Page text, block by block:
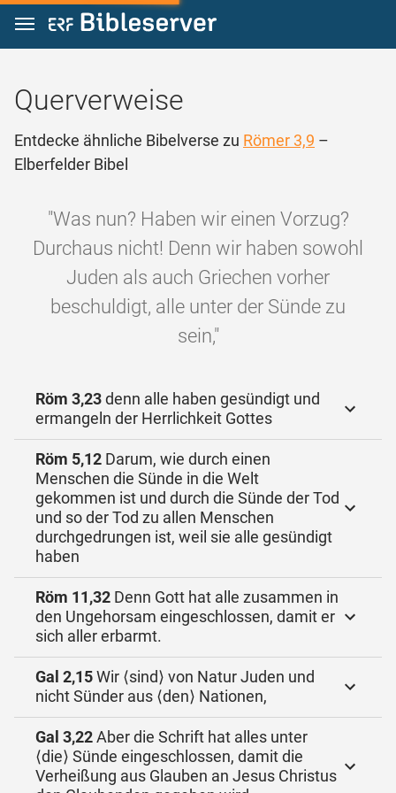
Zum Inhalt springen
Querverweise
Entdecke ähnliche Bibelverse zu Römer 3,9 –
Elberfelder Bibel
"Was nun? Haben wir einen Vorzug?
Durchaus nicht! Denn wir haben sowohl
Juden als auch Griechen vorher
beschuldigt, alle unter der Sünde zu
sein,"
Röm 3,23denn alle haben gesündigt und
ermangeln der Herrlichkeit Gottes
Röm 5,12 Darum, wie durch einen
Menschen die Sünde in die Welt
gekommen ist und durch die Sünde der Tod
und so der Tod zu allen Menschen
durchgedrungen ist, weil sie alle gesündigt
haben
Röm 11,32 Denn Gott hat alle zusammen in
den Ungehorsam eingeschlossen, damit er
sich aller erbarmt.
Gal 2,15Wir ⟨sind⟩ von Natur Juden und
nicht Sünder aus ⟨den⟩ Nationen,
Gal 3,22Aber die Schrift hat alles unter
⟨die⟩ Sünde eingeschlossen, damit die
Verheißung aus Glauben an Jesus Christus